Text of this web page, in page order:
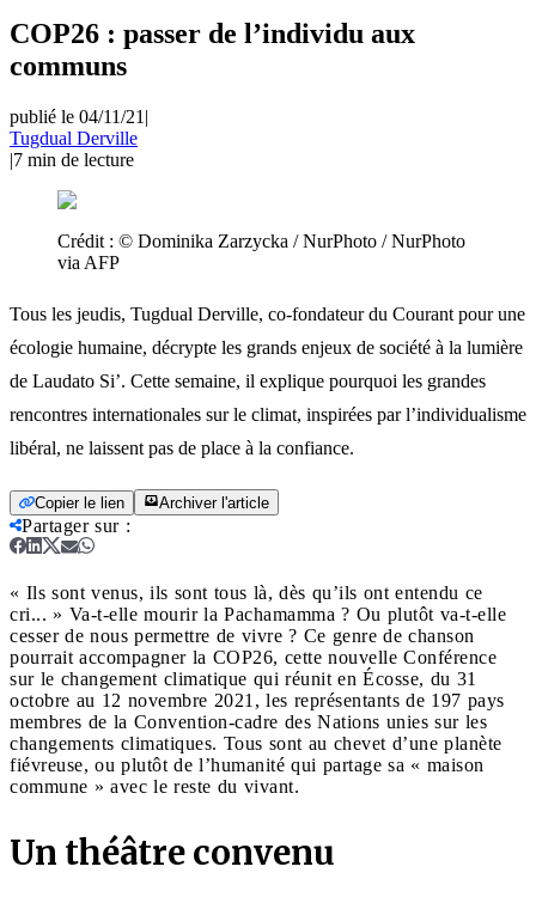
COP26 : passer de l’individu aux
communs
publié le 04/11/21 |
Tugdual Derville
|7 min de lecture
Crédit : © Dominika Zarzycka / NurPhoto / NurPhoto
via AFP
Tous les jeudis, Tugdual Derville, co-fondateur du Courant pour une
écologie humaine, décrypte les grands enjeux de société à la lumière
de Laudato Si’. Cette semaine, il explique pourquoi les grandes
rencontres internationales sur le climat, inspirées par l’individualisme
libéral, ne laissent pas de place à la confiance.
Copier le lien Archiver l'article
Partager sur:
« Ils sont venus, ils sont tous là, dès qu’ils ont entendu ce
cri... » Va-t-elle mourir la Pachamamma ? Ou plutôt va-t-elle
cesser de nous permettre de vivre ? Ce genre de chanson
pourrait accompagner la COP26, cette nouvelle Conférence
sur le changement climatique qui réunit en Écosse, du 31
octobre au 12 novembre 2021, les représentants de 197 pays
membres de la Convention-cadre des Nations unies sur les
changements climatiques. Tous sont au chevet d’une planète
fiévreuse, ou plutôt de l’humanité qui partage sa « maison
commune » avec le reste du vivant.
Un théâtre convenu